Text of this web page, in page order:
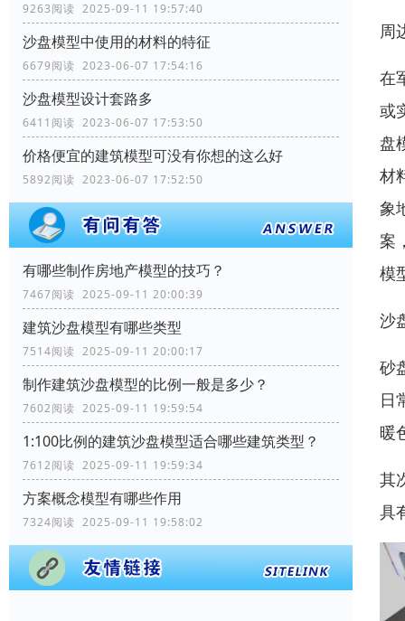
9263阅读 2025-09-11 19:57:40
沙盘模型中使用的材料的特征
6679阅读 2023-06-07 17:54:16
沙盘模型设计套路多
6411阅读 2023-06-07 17:53:50
价格便宜的建筑模型可没有你想的这么好
5892阅读 2023-06-07 17:52:50
有哪些制作房地产模型的技巧？
7467阅读 2025-09-11 20:00:39
建筑沙盘模型有哪些类型
7514阅读 2025-09-11 20:00:17
制作建筑沙盘模型的比例一般是多少？
7602阅读 2025-09-11 19:59:54
1:100比例的建筑沙盘模型适合哪些建筑类型？
7612阅读 2025-09-11 19:59:34
方案概念模型有哪些作用
7324阅读 2025-09-11 19:58:02
周
在
或
盘
材
象
案
模
沙
砂
日
暖
其
具